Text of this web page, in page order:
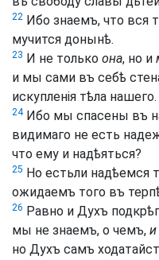
22 Ибо знаемъ, что вся
мучится донынѣ.
23 И не только она, но и
и мы сами въ себѣ
искупленія тѣла нашего.
24Ибо мы спасены въ
видимаго не есть
что ему и надѣяться?
25 Но естьли надѣемся
ожидаемъ того въ
26 Равно и Духъ
мы не знаемъ, о чемъ, и
но Духъ самъ